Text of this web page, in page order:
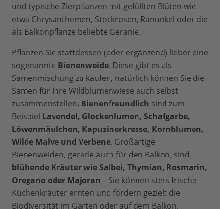
und typische Zierpflanzen mit gefüllten Blüten wie
etwa Chrysanthemen, Stockrosen, Ranunkel oder die
als Balkonpflanze beliebte Geranie.
Pflanzen Sie stattdessen (oder ergänzend) lieber eine
sogenannte Bienenweide. Diese gibt es als
Samenmischung zu kaufen, natürlich können Sie die
Samen für Ihre Wildblumenwiese auch selbst
zusammenstellen. Bienenfreundlich sind zum
Beispiel Lavendel, Glockenlumen, Schafgarbe,
Löwenmäulchen, Kapuzinerkresse, Kornblumen,
Wilde Malve und Verbene. Großartige
Bienenweiden, gerade auch für den Balkon, sind
blühende Kräuter wie Salbei, Thymian, Rosmarin,
Oregano oder Majoran – Sie können stets frische
Küchenkräuter ernten und fördern gezielt die
Biodiversität im Garten oder auf dem Balkon.